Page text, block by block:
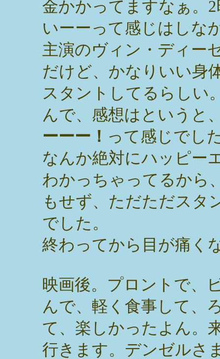
金かかってますなぁ。
いーーって感じはしな
主演のヴィン・ディー
だけど、かなりいい身
スタントしてるらしい
んで、感想はというと
ーーー！ って感じでし
なんか絶対にハッピー
わかっちゃってるから
もせず、ただただスタ
でした。
終わってから目が痛く
映画後。プロントで、
んで、軽く食事して、
て、楽しかったよん。
行きます。デンゼルさ